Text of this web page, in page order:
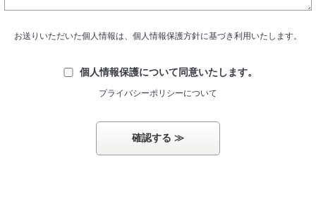
お送りいただいた個人情報は、個人情報保護方針に基づき利用いたします。
個人情報保護について同意いたします。
プライバシーポリシーについて